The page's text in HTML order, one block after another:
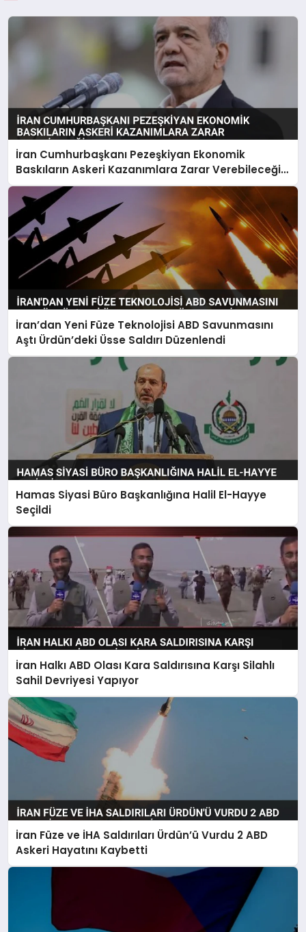
İran Cumhurbaşkanı Pezeşkiyan Ekonomik
Baskıların Askeri Kazanımlara Zarar Verebileceği
Uyarısı Yaptı
İran’dan Yeni Füze Teknolojisi ABD Savunmasını
Aştı Ürdün’deki Üsse Saldırı Düzenlendi
Hamas Siyasi Büro Başkanlığına Halil El-Hayye
Seçildi
İran Halkı ABD Olası Kara Saldırısına Karşı Silahlı
Sahil Devriyesi Yapıyor
İran Füze ve İHA Saldırıları Ürdün’ü Vurdu 2 ABD
Askeri Hayatını Kaybetti